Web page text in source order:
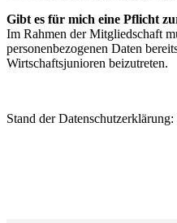
Gibt es für mich eine Pflicht
Im Rahmen der Mitgliedschaft
personenbezogenen Daten
Wirtschaftsjunioren beizutreten.
Stand der